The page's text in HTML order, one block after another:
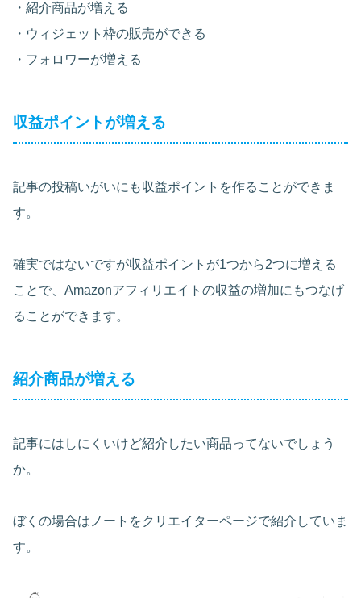
・紹介商品が増える
・ウィジェット枠の販売ができる
・フォロワーが増える
収益ポイントが増える
記事の投稿いがいにも収益ポイントを作ることができま
す。
確実ではないですが収益ポイントが1つから2つに増える
ことで、Amazonアフィリエイトの収益の増加にもつなげ
ることができます。
紹介商品が増える
記事にはしにくいけど紹介したい商品ってないでしょう
か。
ぼくの場合はノートをクリエイターページで紹介していま
す。